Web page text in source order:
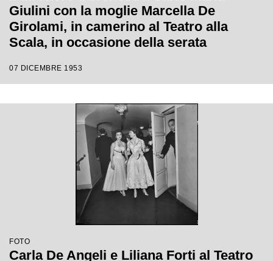
Giulini con la moglie Marcella De
Girolami, in camerino al Teatro alla
Scala, in occasione della serata
1954 con l'opera "La Wally", di Alfredo
e la direzione di Giulini stesso
07 DICEMBRE 1953
FOTO
Carla De Angeli e Liliana Forti al Teatro